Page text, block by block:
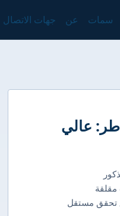
سمات عن جهات الاتصال
عالي
مقلقة
تحقق مستقل